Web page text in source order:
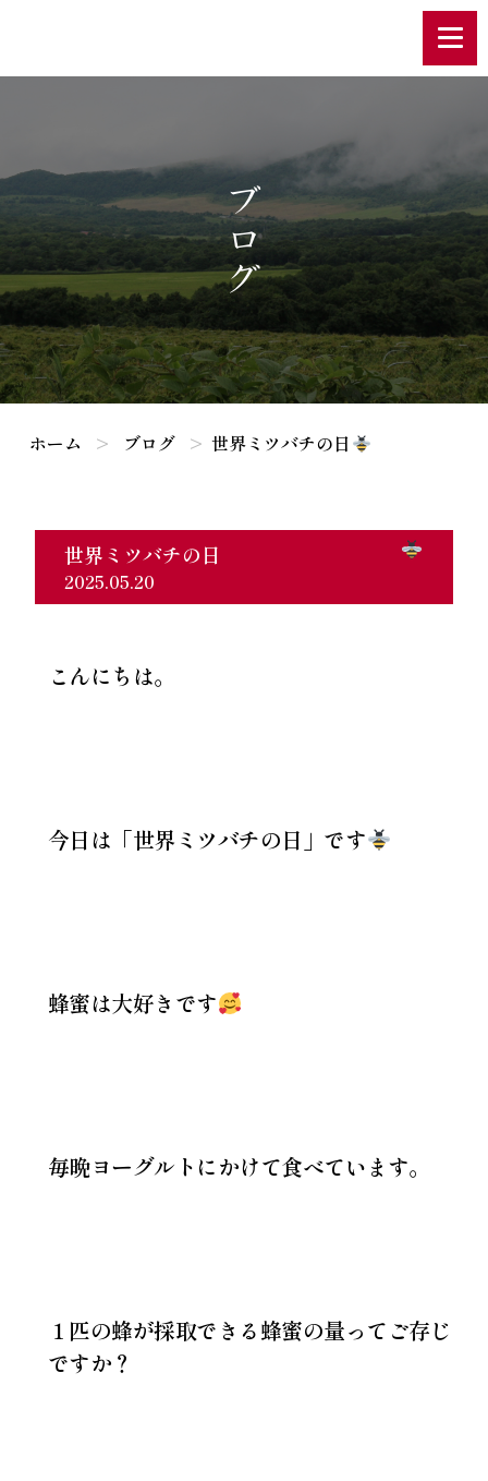
ブログ
ホーム ブログ 世界ミツバチの日
世界ミツバチの日
2025.05.20
こんにちは。
今日は「世界ミツバチの日」です
蜂蜜は大好きです
毎晩ヨーグルトにかけて食べています。
１匹の蜂が採取できる蜂蜜の量ってご存じ
ですか？